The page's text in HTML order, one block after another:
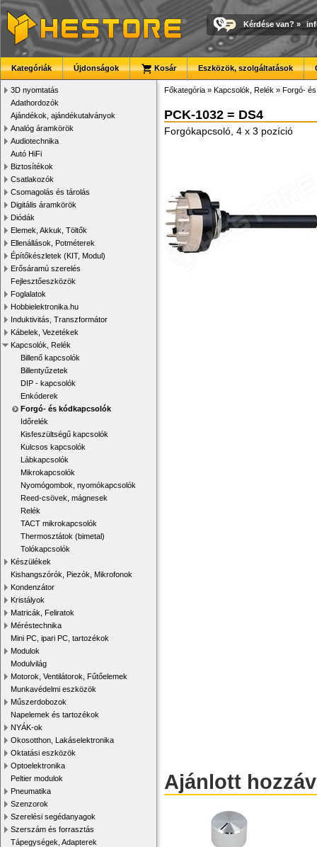
Kérdése van? »
Kategóriák Újdonságok Kosár Eszközök, szolgáltatások
3D nyomtatás
Adathordozók
Ajándékok, ajándékutalványok
Analóg áramkörök
Audiotechnika
Autó HiFi
Biztosítékok
Csatlakozók
Csomagolás és tárolás
Digitális áramkörök
Diódák
Elemek, Akkuk, Töltők
Ellenállások, Potméterek
Építőkészletek (KIT, Modul)
Erősáramú szerelés
Fejlesztőeszközök
Foglalatok
Hobbielektronika.hu
Induktivitás, Transzformátor
Kábelek, Vezetékek
Kapcsolók, Relék
Billenő kapcsolók
Billentyűzetek
DIP - kapcsolók
Enkóderek
Forgó- és kódkapcsolók
Időrelék
Kisfeszültségű kapcsolók
Kulcsos kapcsolók
Lábkapcsolók
Mikrokapcsolók
Nyomógombok, nyomókapcsolók
Reed-csövek, mágnesek
Relék
TACT mikrokapcsolók
Thermosztátok (bimetal)
Tolókapcsolók
Készülékek
Kishangszórók, Piezók, Mikrofonok
Kondenzátor
Kristályok
Matricák, Feliratok
Méréstechnika
Mini PC, ipari PC, tartozékok
Modulok
Modulvilág
Motorok, Ventilátorok, Fűtőelemek
Munkavédelmi eszközök
Műszerdobozok
Napelemek és tartozékok
NYÁK-ok
Okosotthon, Lakáselektronika
Oktatási eszközök
Optoelektronika
Peltier modulok
Pneumatika
Szenzorok
Szerelési segédanyagok
Szerszám és forrasztás
Tápegységek, Adapterek
Főkategória » Kapcsolók, Relék » Forgó-
PCK-1032 = DS4
Forgókapcsoló, 4 x 3 pozíció
Ajánlott